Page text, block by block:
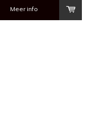
Meer info